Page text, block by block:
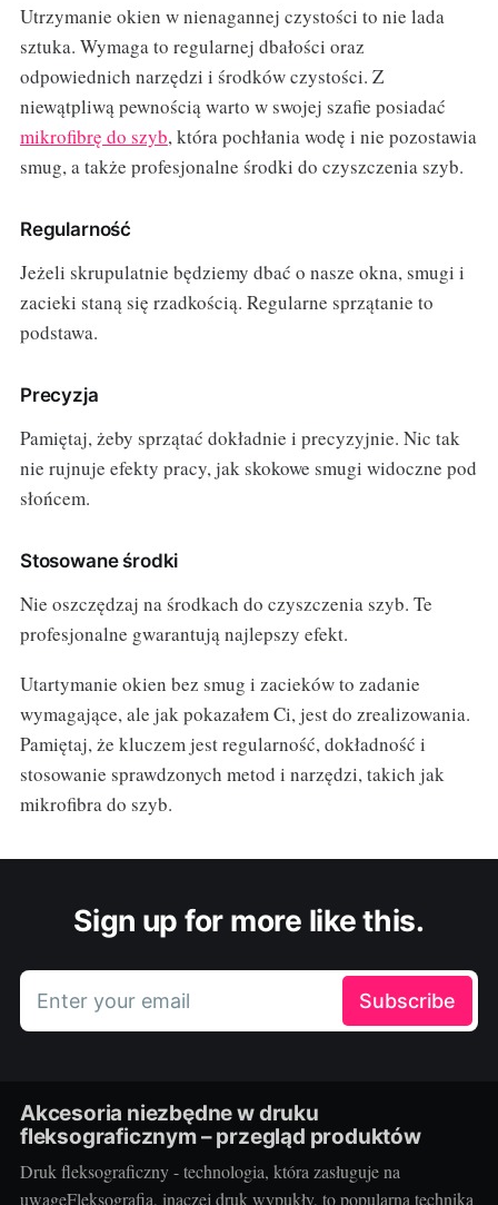
Utrzymanie okien w nienagannej czystości to nie lada
sztuka. Wymaga to regularnej dbałości oraz
odpowiednich narzędzi i środków czystości. Z
niewątpliwą pewnością warto w swojej szafie posiadać
mikrofibrę do szyb, która pochłania wodę i nie pozostawia
smug, a także profesjonalne środki do czyszczenia szyb.
Regularność
Jeżeli skrupulatnie będziemy dbać o nasze okna, smugi i
zacieki staną się rzadkością. Regularne sprzątanie to
podstawa.
Precyzja
Pamiętaj, żeby sprzątać dokładnie i precyzyjnie. Nic tak
nie rujnuje efekty pracy, jak skokowe smugi widoczne pod
słońcem.
Stosowane środki
Nie oszczędzaj na środkach do czyszczenia szyb. Te
profesjonalne gwarantują najlepszy efekt.
Utartymanie okien bez smug i zacieków to zadanie
wymagające, ale jak pokazałem Ci, jest do zrealizowania.
Pamiętaj, że kluczem jest regularność, dokładność i
stosowanie sprawdzonych metod i narzędzi, takich jak
mikrofibra do szyb.
Sign up for more like this.
Enter your email Subscribe
Akcesoria niezbędne w druku
fleksograficznym – przegląd produktów
Druk fleksograficzny - technologia, która zasługuje na
uwagęFleksografia, inaczej druk wypukły, to popularna technika